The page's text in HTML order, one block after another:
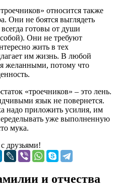
относится также
Они не боятся выглядеть
готовы от души
Они не требуют
жить в тех
им жизнь. В любой
желанными, потому что
«троечников» – это лень.
язык не повернется.
надо приложить усилия, им
уже выполненную
мука.
друзьями!
и отчества